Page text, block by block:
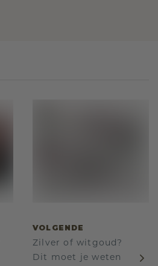
VOLGENDE
Zilver of witgoud?
Dit moet je weten